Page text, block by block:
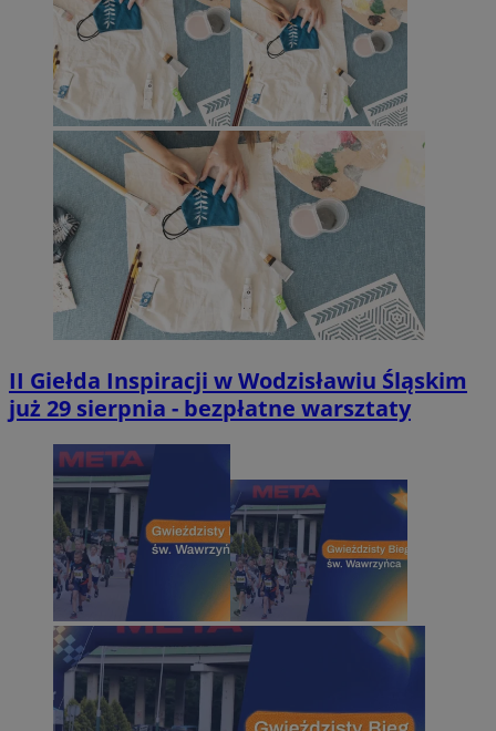
II Giełda Inspiracji w Wodzisławiu Śląskim
już 29 sierpnia - bezpłatne warsztaty